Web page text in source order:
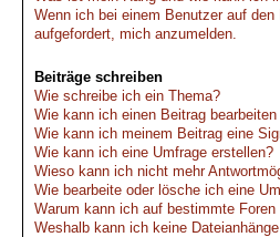
Wenn ich bei einem Benutzer auf
aufgefordert, mich anzumelden.
Beiträge schreiben
Wie schreibe ich ein Thema?
Wie kann ich einen Beitrag
Wie kann ich meinem Beitrag eine
Wie kann ich eine Umfrage erstellen?
Wieso kann ich nicht mehr
Wie bearbeite oder lösche ich eine
Warum kann ich auf bestimmte
Weshalb kann ich keine